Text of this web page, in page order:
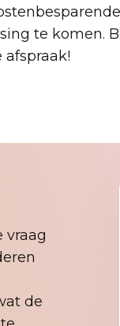
te komen.
vraag
de